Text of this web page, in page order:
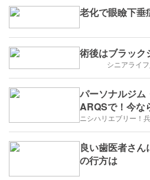
老化で眼瞼下垂
術後はブラック
シニアライ
パーソナルジム
ARQSで！今な
子町】
良い歯医者さ
の行方は